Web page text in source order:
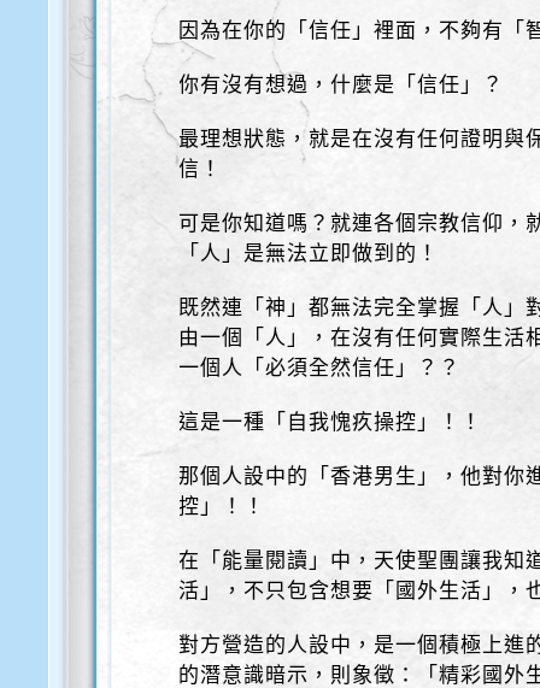
因為在你的「信任」裡面，不夠有「
你有沒有想過，什麼是「信任」？
最理想狀態，就是在沒有任何證明與
信！
可是你知道嗎？就連各個宗教信仰，
「人」是無法立即做到的！
既然連「神」都無法完全掌握「人」
由一個「人」，在沒有任何實際生活
一個人「必須全然信任」？？
這是一種「自我愧疚操控」！！
那個人設中的「香港男生」，他對你
控」！！
在「能量閱讀」中，天使聖團讓我知
活」，不只包含想要「國外生活」，
對方營造的人設中，是一個積極上進
的潛意識暗示，則象徵：「精彩國外